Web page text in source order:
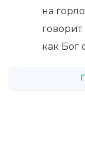
на
как Бог